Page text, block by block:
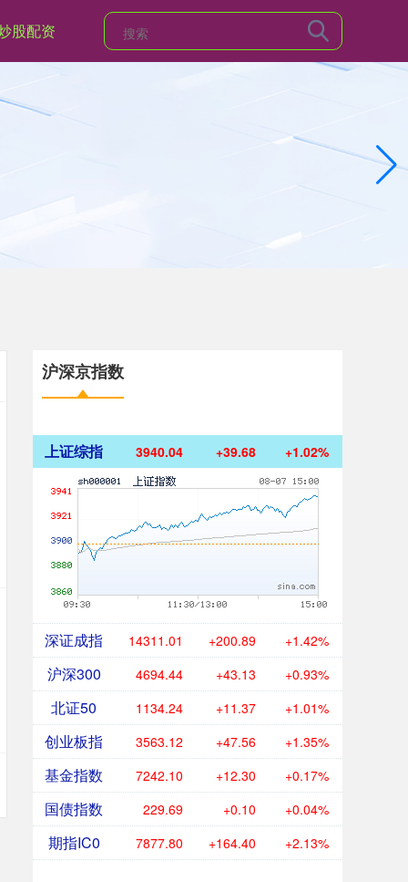
股配资
沪深京指数
上证综指 3940.04 +39.68 +1.02%
深证成指 14311.01 +200.89 +1.42%
沪深300 4694.44 +43.13 +0.93%
北证50 1134.24 +11.37 +1.01%
创业板指 3563.12 +47.56 +1.35%
基金指数 7242.10 +12.30 +0.17%
国债指数 229.69 +0.10 +0.04%
期指IC0 7877.80 +164.40 +2.13%